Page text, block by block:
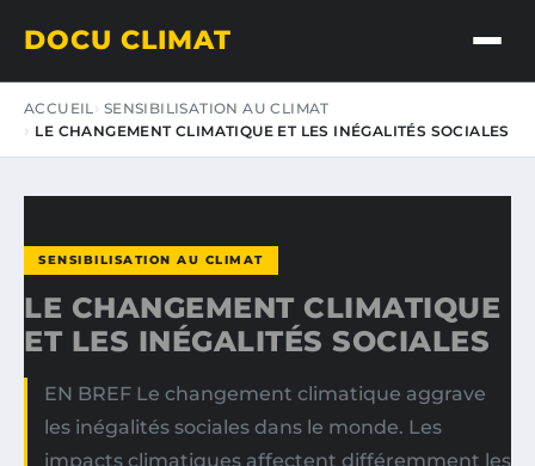
DOCU CLIMAT
ACCUEIL SENSIBILISATION AU CLIMAT
LE CHANGEMENT CLIMATIQUE ET LES INÉGALITÉS SOCIALES
SENSIBILISATION AU CLIMAT
LE CHANGEMENT CLIMATIQUE
ET LES INÉGALITÉS SOCIALES
EN BREF Le changement climatique aggrave
les inégalités sociales dans le monde. Les
impacts climatiques affectent différemment les